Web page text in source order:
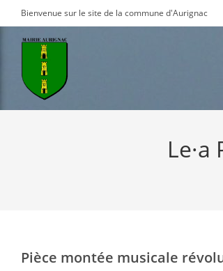
to
content
Bienvenue sur le site de la commune d'Aurignac
Pièce montée musicale